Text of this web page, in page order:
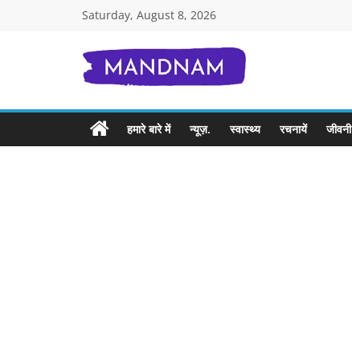
Saturday, August 8, 2026
Mandnam.com
जाने
एक-
हमारे बारे में न्यूज़. स्वास्थ्य रचनायें जीवनी